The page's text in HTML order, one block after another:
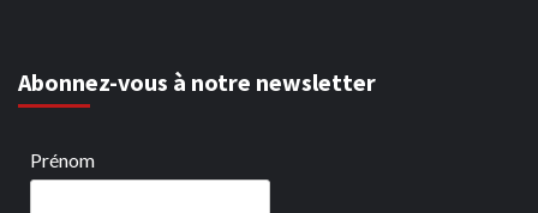
Abonnez-vous à notre newsletter
Prénom